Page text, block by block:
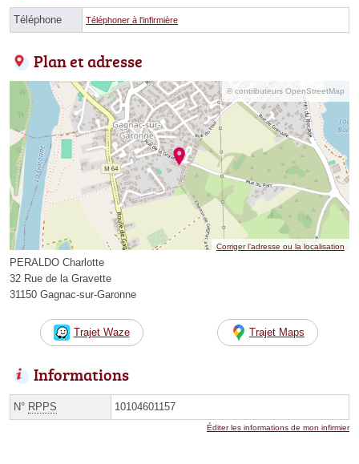
Téléphone Téléphoner à l'infirmière
Plan et adresse
© contributeurs OpenStreetMap
Corriger l’adresse ou la localisation
PERALDO Charlotte
32 Rue de la Gravette
31150 Gagnac-sur-Garonne
Trajet Waze Trajet Maps
Informations
N° RPPS 10104601157
Éditer les informations de mon infirmier